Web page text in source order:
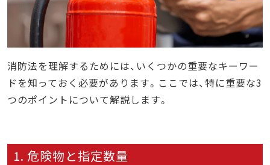
消防法を理解するためには、いくつかの重要なキーワー
ドを知っておく必要があります。ここでは、特に重要な3
つのポイントについて解説します。
1. 危険物と指定数量